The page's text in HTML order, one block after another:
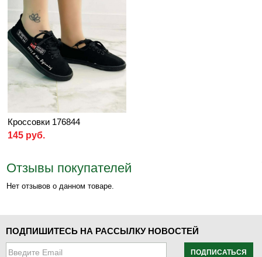
Кроссовки 176844
145 руб.
Отзывы покупателей
Нет отзывов о данном товаре.
ПОДПИШИТЕСЬ НА РАССЫЛКУ НОВОСТЕЙ
ПОДПИСАТЬСЯ